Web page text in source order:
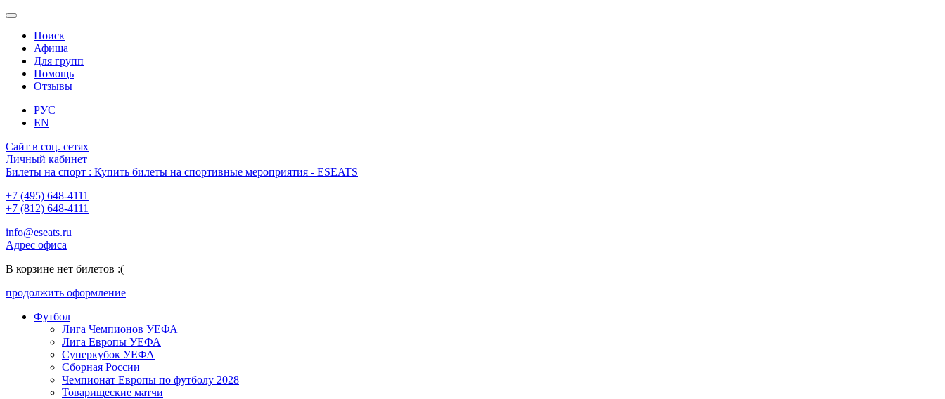
Поиск
Афиша
Для групп
Помощь
Отзывы
РУС
EN
Сайт в соц. сетях
Личный кабинет
Билеты на спорт : Купить билеты на спортивные мероприятия - ESEATS
+7 (495) 648-4111
+7 (812) 648-4111
info@eseats.ru
Адрес офиса
В корзине нет билетов :(
продолжить оформление
Футбол
Лига Чемпионов УЕФА
Лига Европы УЕФА
Суперкубок УЕФА
Сборная России
Чемпионат Европы по футболу 2028
Товарищеские матчи